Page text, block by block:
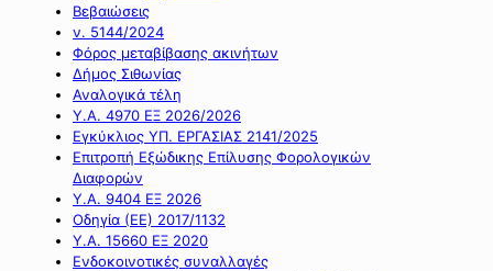
Βεβαιώσεις
ν. 5144/2024
Φόρος μεταβίβασης ακινήτων
Δήμος Σιθωνίας
Αναλογικά τέλη
Υ.Α. 4970 ΕΞ 2026/2026
Εγκύκλιος ΥΠ. ΕΡΓΑΣΙΑΣ 2141/2025
Επιτροπή Εξώδικης Επίλυσης Φορολογικών
Διαφορών
Υ.Α. 9404 ΕΞ 2026
Οδηγία (ΕΕ) 2017/1132
Υ.Α. 15660 ΕΞ 2020
Ενδοκοινοτικές συναλλαγές